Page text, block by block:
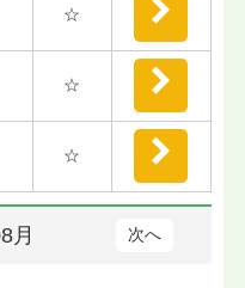
☆
☆
☆
月 次へ